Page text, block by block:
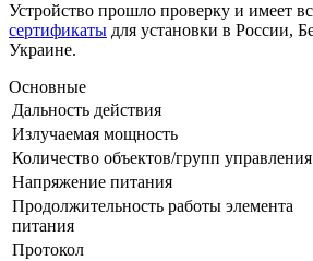
Устройство прошло проверку и имеет
сертификаты для установки в России,
Украине.
Основные
Дальность действия
Излучаемая мощность
Количество объектов/групп управления
Напряжение питания
Продолжительность работы элемента
питания
Протокол